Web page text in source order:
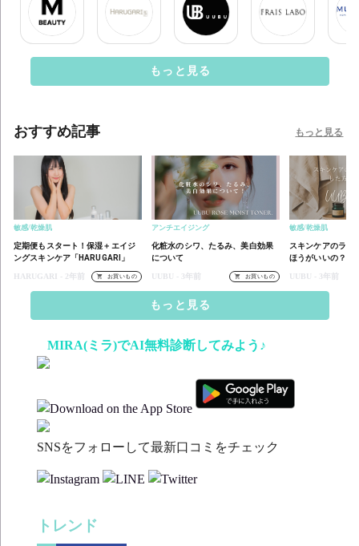
もっと見る
おすすめ記事 もっと見る
敏感/乾燥肌
定期便もスタート！保湿＋エイジ
ングスキンケア「HARUGARI」
HARUGARI - 2年前 お買いもの
アンチエイジング
化粧水のシワ、たるみ、美白効果
について
UUBU - 3年前 お買いもの
敏感/乾燥肌
スキンケアのライ
ほうがいいの？
UUBU - 3年前
もっと見る
MIRA(ミラ)でAI無料診断してみよう♪
SNSをフォローして最新口コミをチェック
トレンド